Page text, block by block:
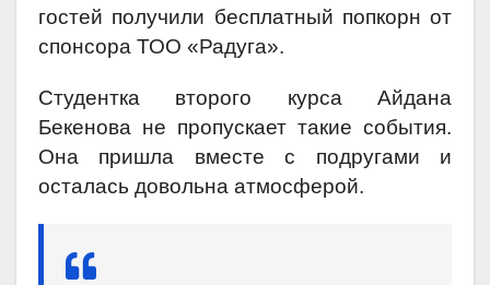
гостей получили бесплатный попкорн от
спонсора ТОО «Радуга».
Студентка второго курса Айдана
Бекенова не пропускает такие события.
Она пришла вместе с подругами и
осталась довольна атмосферой.